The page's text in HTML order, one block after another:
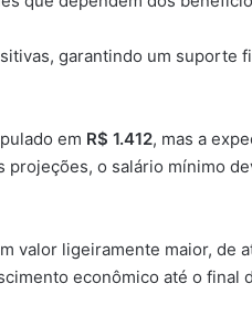
garantindo um suporte
em R$ 1.412, mas a
projeções, o salário mínimo
valor ligeiramente maior, de
econômico até o final